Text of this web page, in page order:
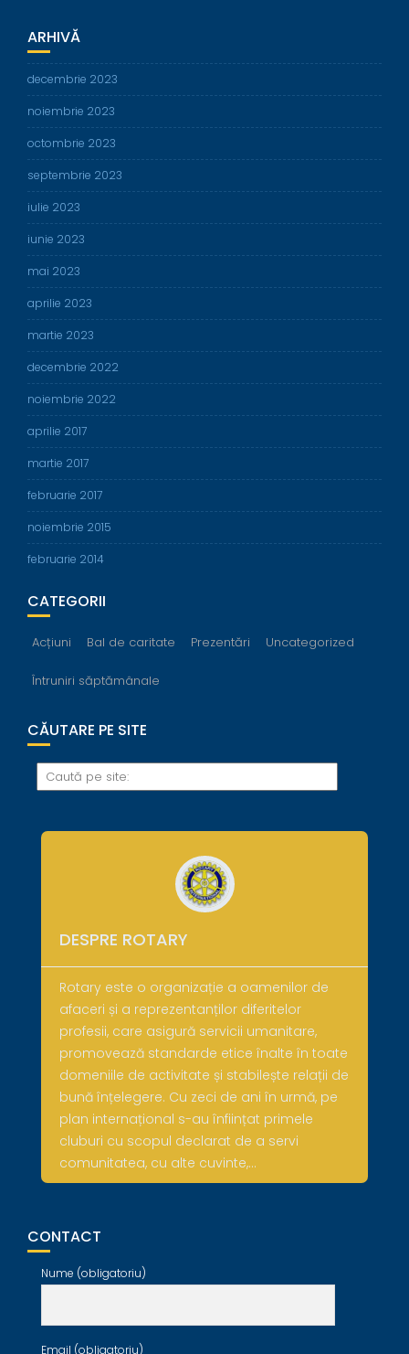
ARHIVĂ
decembrie 2023
noiembrie 2023
octombrie 2023
septembrie 2023
iulie 2023
iunie 2023
mai 2023
aprilie 2023
martie 2023
decembrie 2022
noiembrie 2022
aprilie 2017
martie 2017
februarie 2017
noiembrie 2015
februarie 2014
CATEGORII
Acțiuni Bal de caritate Prezentări Uncategorized
Întruniri săptămânale
CĂUTARE PE SITE
DESPRE ROTARY
Rotary este o organizație a oamenilor de
afaceri și a reprezentanților diferitelor
profesii, care asigură servicii umanitare,
promovează standarde etice înalte în toate
domeniile de activitate și stabilește relații de
bună înțelegere. Cu zeci de ani în urmă, pe
plan internațional s-au înființat primele
cluburi cu scopul declarat de a servi
comunitatea, cu alte cuvinte,…
CONTACT
Nume (obligatoriu)
Email (obligatoriu)